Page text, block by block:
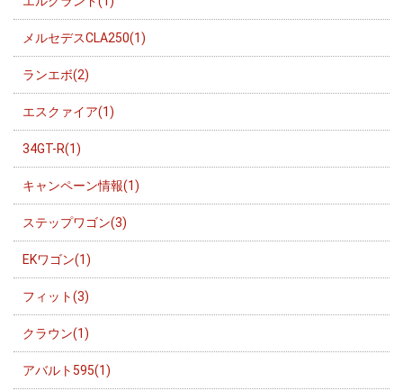
メルセデスCLA250(1)
ランエボ(2)
エスクァイア(1)
34GT-R(1)
キャンペーン情報(1)
ステップワゴン(3)
EKワゴン(1)
フィット(3)
クラウン(1)
アバルト595(1)